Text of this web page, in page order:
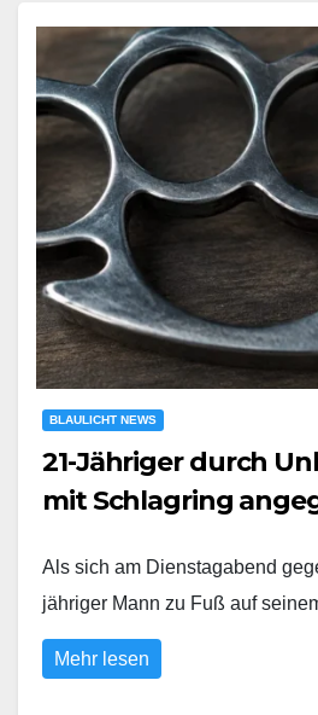
BLAULICHT NEWS
21-Jähriger durch
mit Schlagring
Als sich am Dienstagabend
jähriger Mann zu Fuß auf
Mehr lesen